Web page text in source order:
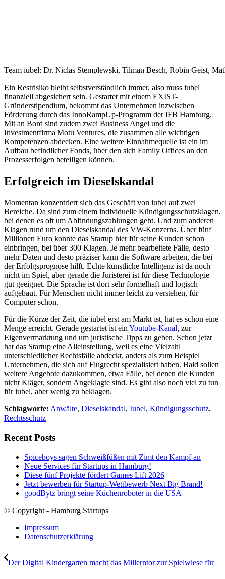
Team iubel: Dr. Niclas Stemplewski, Tilman Besch, Robin Geist,
Ein Restrisiko bleibt selbstverständlich immer, also muss iubel
finanziell abgesichert sein. Gestartet mit einem EXIST-
Gründerstipendium, bekommt das Unternehmen inzwischen
Förderung durch das InnoRampUp-Programm der IFB Hamburg.
Mit an Bord sind zudem zwei Business Angel und die
Investmentfirma Motu Ventures, die zusammen alle wichtigen
Kompetenzen abdecken. Eine weitere Einnahmequelle ist ein im
Aufbau befindlicher Fonds, über den sich Family Offices an den
Prozesserfolgen beteiligen können.
Erfolgreich im Dieselskandal
Momentan konzentriert sich das Geschäft von iubel auf zwei
Bereiche. Da sind zum einem individuelle Kündigungsschutzklagen,
bei denen es oft um Abfindungszahlungen geht. Und zum anderen
Klagen rund um den Dieselskandal des VW-Konzerns. Über fünf
Millionen Euro konnte das Startup hier für seine Kunden schon
einbringen, bei über 300 Klagen. Je mehr bearbeitete Fälle, desto
mehr Daten und desto präziser kann die Software arbeiten, die bei
der Erfolgsprognose hilft. Echte künstliche Intelligenz ist da noch
nicht im Spiel, aber gerade die Juristerei ist für diese Technologie
gut geeignet. Die Sprache ist dort sehr formelhaft und logisch
aufgebaut. Für Menschen nicht immer leicht zu verstehen, für
Computer schon.
Für die Kürze der Zeit, die iubel erst am Markt ist, hat es schon eine
Menge erreicht. Gerade gestartet ist ein Youtube-Kanal, zur
Eigenvermarktung und um juristische Tipps zu geben. Schon jetzt
hat das Startup eine Alleinstellung, weil es eine Vielzahl
unterschiedlicher Rechtsfälle abdeckt, anders als zum Beispiel
Unternehmen, die sich auf Flugrecht spezialisiert haben. Bald sollen
weitere Angebote dazukommen, etwa Fälle, bei denen die Kunden
nicht Kläger, sondern Angeklagte sind. Es gibt also noch viel zu tun
für iubel, aber wenig zu beklagen.
Schlagworte: Anwälte, Dieselskandal, Iubel, Kündigungsschutz,
Rechtsschutz
Recent Posts
Spiceboys sagen Schweißfüßen mit Zimt den Kampf an
Neue Services für Startups in Hamburg!
Diese fünf Projekte fördert Games Lift 2026
Jetzt bewerben für Startup-Wettbewerb Next Big Brand!
goodBytz bringt seine Küchenroboter in die USA
© Copyright - Hamburg Startups
Impressum
Datenschutzerklärung
Der Digital Kindergarten macht das Millerntor zur Spielwiese für